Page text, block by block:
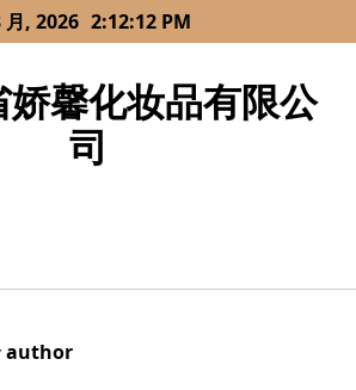
月, 2026 2:12:12 PM
馨化妆品有限公
司
author